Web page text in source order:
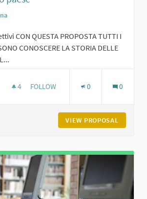
CON QUESTA PROPOSTA TUTTI I
CONOSCERE LA STORIA DELLE
4 4 FOLLOWERS
FOLLOW 0 0
VIEW PROPOSAL